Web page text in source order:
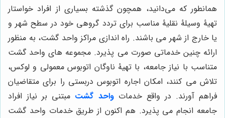
همانطور که می‌دانید، همچون گذشته بسیاری از افراد خواستار
تهیۀ وسیلۀ نقلیۀ مناسب برای تردد گروهی خود در سطح شهر و
یا خارج از شهر می باشند. راه اندازی مراکز واحد گشت، به منظور
ارائه چنین خدماتی صورت می پذیرد. مجموعه های واحد گشت
متناسب با نیاز جامعه، با تهیۀ ناوگان اتوبوس معمولی و لوکس،
تلاش می کنند، امکان اجاره اتوبوس دربستی را برای متقاضیان
فراهم آورند. در واقع خدماتواحد گشت مبتنی بر نیاز افراد
جامعه انجام می پذیرد. هم اکنون از طریق خدمات واحد گشت